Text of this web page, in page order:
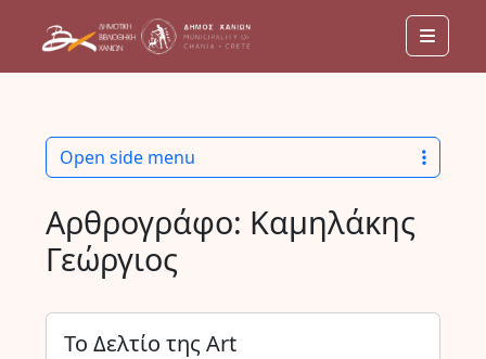
Menu
Αρθρογράφο: Καμηλάκης
Γεώργιος
Το Δελτίο της Art
Open side menu